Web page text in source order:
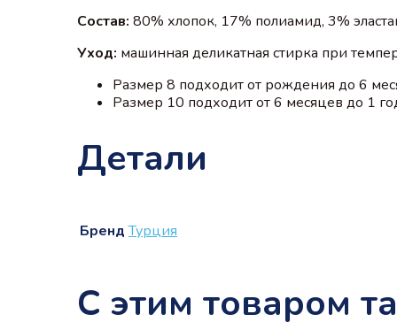
Состав: 80% хлопок, 17% полиамид, 3%
Уход: машинная деликатная стирка при
Размер 8 подходит от рождения до 6
Размер 10 подходит от 6 месяцев до 1
Детали
Бренд Турция
С этим товаром